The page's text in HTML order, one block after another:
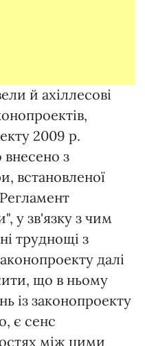
й ахіллесові
2009 р.
з
встановленої
у зв'язку з чим
труднощі з
далі
що в ньому
із законопроекту
є сенс
між цими